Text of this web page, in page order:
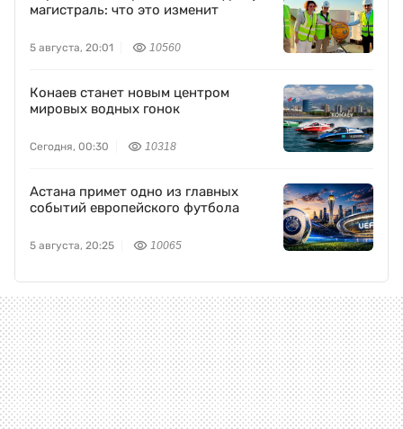
магистраль: что это изменит
5 августа, 20:01 10560
Конаев станет новым центром
мировых водных гонок
Сегодня, 00:30 10318
Астана примет одно из главных
событий европейского футбола
5 августа, 20:25 10065